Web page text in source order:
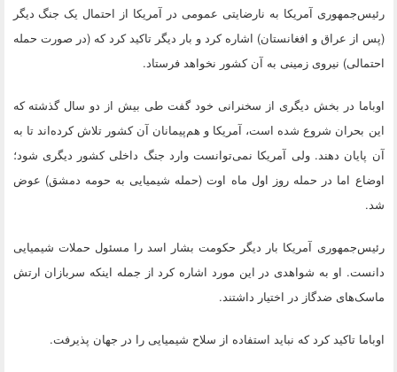
رئیس‌جمهوری آمریکا به نارضایتی عمومی در آمریکا از احتمال یک جنگ دیگر
(پس از عراق و افغانستان) اشاره کرد و بار دیگر تاکید کرد که (در صورت حمله
احتمالی) نیروی زمینی به آن کشور نخواهد فرستاد.
اوباما در بخش دیگری از سخنرانی خود گفت طی بیش از دو سال گذشته که
این بحران شروع شده است، آمریکا و هم‌پیمانان آن کشور تلاش کرده‌اند تا به
آن پایان دهند. ولی آمریکا نمی‌توانست وارد جنگ داخلی کشور دیگری شود؛
اوضاع اما در حمله روز اول ماه اوت (حمله شیمیایی به حومه دمشق) عوض
شد.
رئیس‌جمهوری آمریکا بار دیگر حکومت بشار اسد را مسئول حملات شیمیایی
دانست. او به شواهدی در این مورد اشاره کرد از جمله اینکه سربازان ارتش
ماسک‌های ضدگاز در اختیار داشتند.
اوباما تاکید کرد که نباید استفاده از سلاح شیمیایی را در جهان پذیرفت.